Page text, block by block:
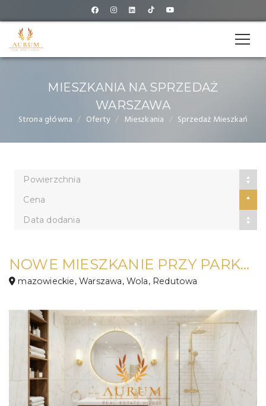
MIESZKANIA NA SPRZEDAŻ
WARSZAWA
Strona główna Oferty Mieszkania Sprzedaż Mieszkań
Powierzchnia
Cena
Data dodania
NOWE MIESZKANIE PRZY PARKU NA WOLI
mazowieckie, Warszawa, Wola, Redutowa